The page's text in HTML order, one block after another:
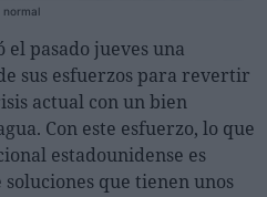
normal
pasado jueves una
sus esfuerzos para revertir
actual con un bien
Con este esfuerzo, lo que
estadounidense es
que tienen unos